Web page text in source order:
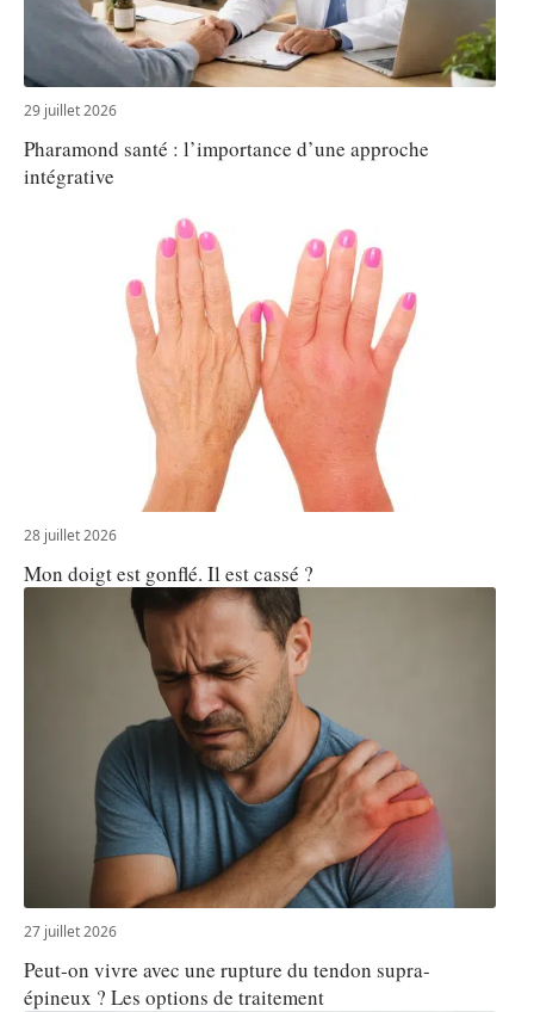
29 juillet 2026
Pharamond santé : l’importance d’une approche
intégrative
28 juillet 2026
Mon doigt est gonflé. Il est cassé ?
27 juillet 2026
Peut-on vivre avec une rupture du tendon supra-
épineux ? Les options de traitement